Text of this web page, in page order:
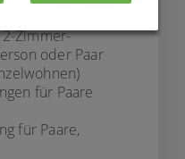
Zimmer-
oder Paar
für Paare
für Paare,